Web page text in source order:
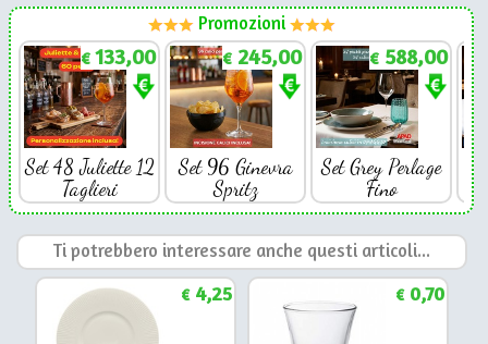
Promozioni
€ 133,00
Set 48 Juliette 12
Taglieri
€ 245,00
Set 96 Ginevra
Spritz
€ 588,00
Set Grey Perlage
Fino
Ti potrebbero interessare anche questi articoli...
€4,25 €0,70